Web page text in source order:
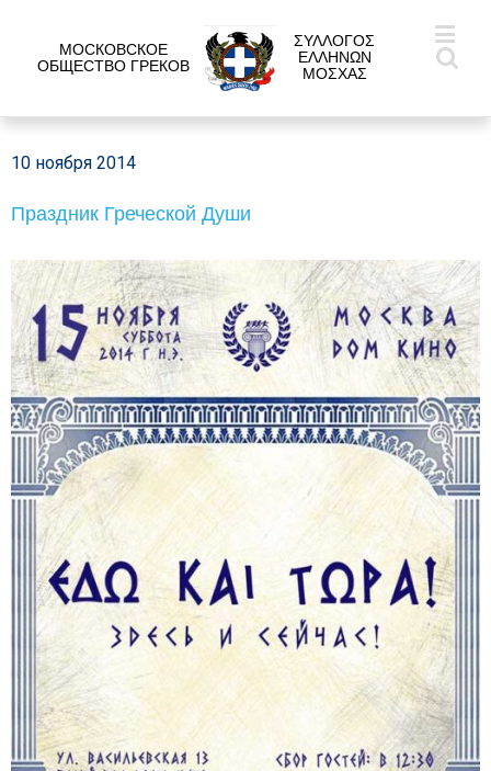
МОСКОВСКОЕ
ОБЩЕСТВО ГРЕКОВ
ΣΥΛΛΟΓΟΣ
ΕΛΛΗΝΩΝ
ΜΟΣΧΑΣ
10 ноября 2014
Праздник Греческой Души